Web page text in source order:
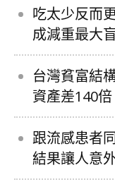
吃太少反而
成減重最大
台灣貧富結
資產差140倍
跟流感患者
結果讓人意